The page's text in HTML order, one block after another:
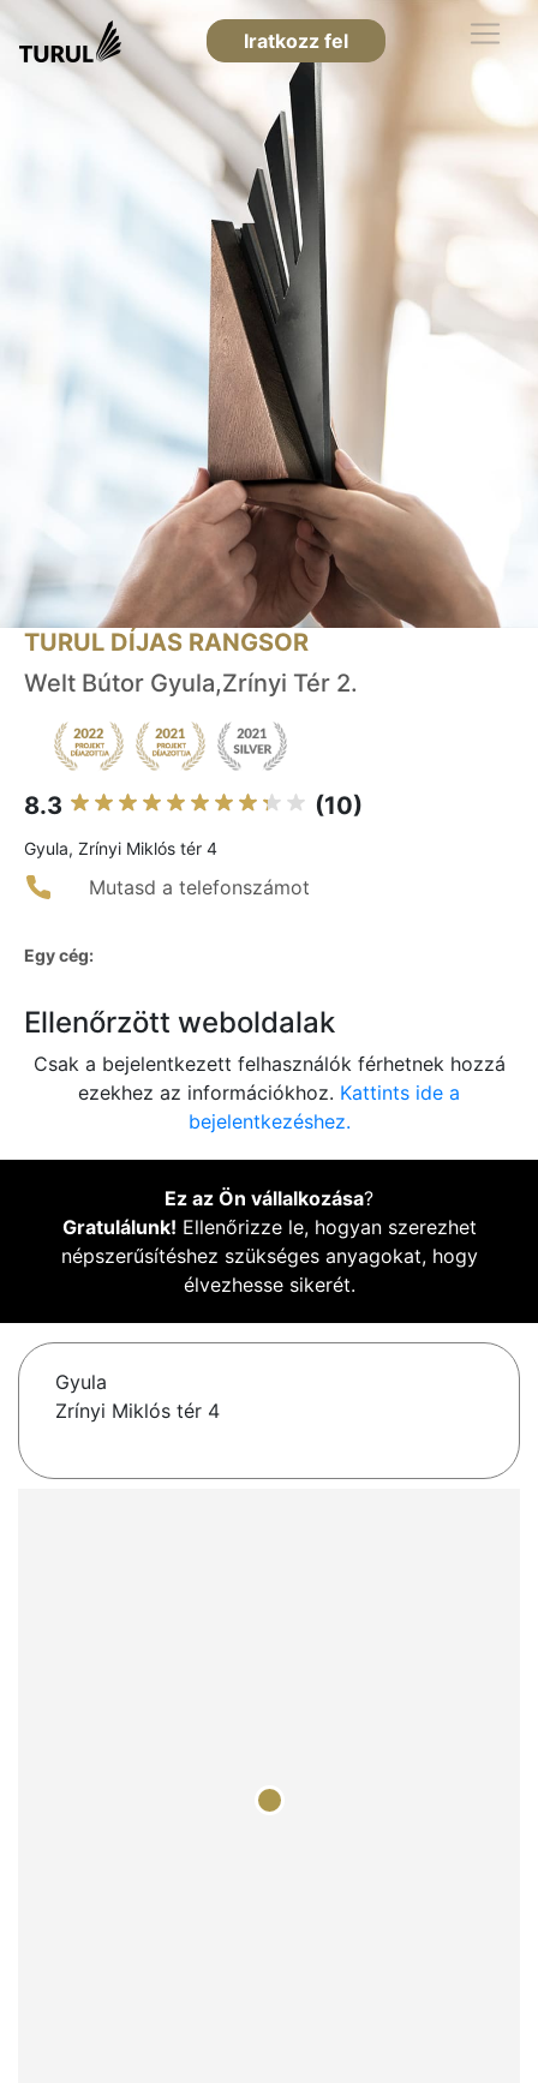
Iratkozz fel
TURUL DÍJAS RANGSOR
Welt Bútor Gyula,Zrínyi Tér 2.
8.3 (10)
Gyula, Zrínyi Miklós tér 4
Mutasd a telefonszámot
Egy cég:
Ellenőrzött weboldalak
Csak a bejelentkezett felhasználók férhetnek hozzá
ezekhez az információkhoz. Kattints ide a
bejelentkezéshez.
Ez az Ön vállalkozása?
Gratulálunk! Ellenőrizze le, hogyan szerezhet
népszerűsítéshez szükséges anyagokat, hogy
élvezhesse sikerét.
Gyula
Zrínyi Miklós tér 4